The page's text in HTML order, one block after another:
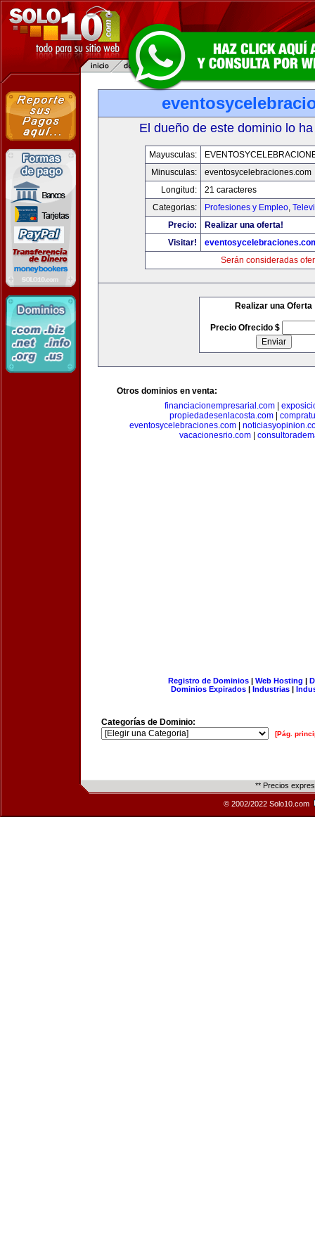
El dueño de este dominio lo
Mayusculas:
Minusculas:
eventosycelebraciones.com
Longitud:
21 caracteres
Categorias:
Profesiones y Empleo,
Precio:
Realizar una oferta!
Visitar!
Serán consideradas
Realizar una Oferta
Precio Ofrecido $
Otros dominios en venta:
financiacionempresarial.com
propiedadesenlacosta.com
eventosycelebraciones.com|
vacacionesrio.com
Registro de Dominios| Web Hosting |
Dominios Expirados | Industrias |
Categorías de Dominio:
[Pág.
** Precios
© 2002/2022 Solo10.com